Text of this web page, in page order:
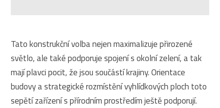
Tato konstrukční volba nejen maximalizuje přirozené
světlo, ale také podporuje spojení s okolní zelení, a tak
mají plavci pocit, že jsou součástí krajiny. Orientace
budovy a strategické rozmístění vyhlídkových ploch toto
sepětí zařízení s přírodním prostředím ještě podporují.